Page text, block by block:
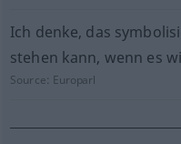
Ich denke, das
stehen kann, wenn es
Source: Europarl